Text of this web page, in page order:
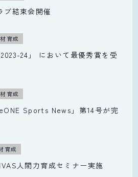
ブ結束会開催
育成
24」 において最優秀賞を受
育成
Sports News」第14号が完
育成
人間力育成セミナー実施